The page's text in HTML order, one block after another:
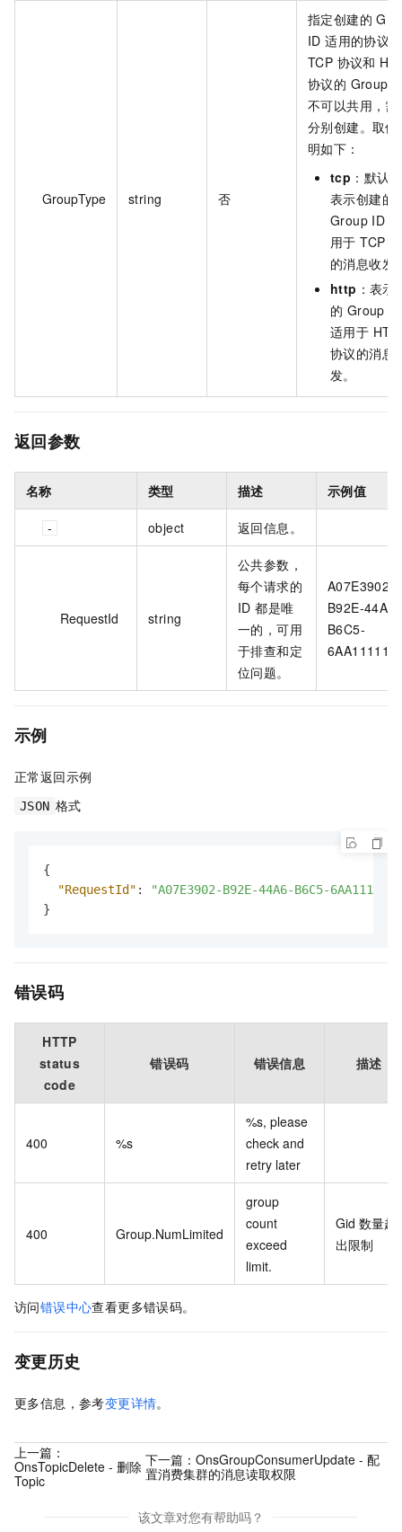
GroupType string 否
指定创建的
ID 适用的协议。
TCP 协议和
协议的 Group
不可以共用，需
分别创建。取值
明如下：
tcp ：默认
表示创建的
Group ID
用于 TCP
的消息收发
http ：表示
的 Group
适用于
协议的消息
发。
返回参数
名称 类型 描述 示例值
object 返回信息。
RequestId string
公共参数，
每个请求的
ID 都是唯
一的，可用
于排查和定
位问题。
A07E3902-
B92E-44A6-
B6C5-
示例
正常返回示例
JSON 格式
{
"RequestId" :
"A07E3902-B92E-44A6-B6C5-
}
错误码
HTTP
status
code
错误码 错误信息 描述
400 %s
%s, please
check and
retry later
400 Group.NumLimited
group
count
exceed
limit.
Gid 数量超
出限制
访问错误中心查看更多错误码。
变更历史
更多信息，参考变更详情。
上一篇：
OnsTopicDelete - 删除
Topic
下一篇：OnsGroupConsumerUpdate - 配
置消费集群的消息读取权限
该文章对您有帮助吗？